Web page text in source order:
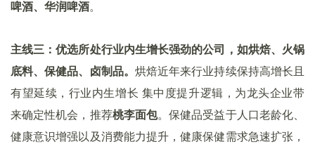
啤酒、华润啤酒。
主线三：优选所处行业内生增长强劲的公司，如烘焙、火锅
底料、保健品、卤制品。 烘焙近年来行业持续保持高增长且
有望延续，行业内生增长 集中度提升逻辑，为龙头企业带
来确定性机会，推荐桃李面包。保健品受益于人口老龄化、
健康意识增强以及消费能力提升，健康保健需求急速扩张，